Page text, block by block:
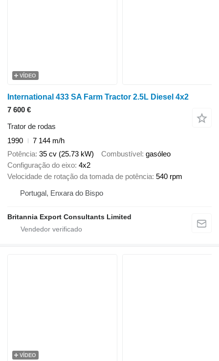
VÍDEO
International 433 SA Farm Tractor 2.5L Diesel 4x2
7 600 €
Trator de rodas
1990
7 144 m/h
Potência 35 cv (25.73 kW) Combustível gasóleo
Configuração do eixo 4x2
Velocidade de rotação da tomada de potência 540 rpm
Portugal, Enxara do Bispo
Britannia Export Consultants Limited
VÍDEO